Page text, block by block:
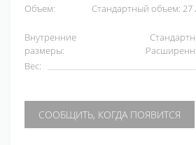
Объем:
Стандартный объем:
Внутренние
размеры:
Вес:
СООБЩИТЬ, КОГДА ПОЯВИТСЯ